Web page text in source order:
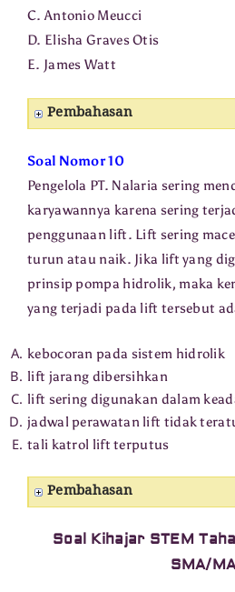
C. Antonio Meucci
D. Elisha Graves Otis
E. James Watt
Pembahasan
Soal Nomor 10
Pengelola PT. Nalaria sering
karyawannya karena sering
penggunaan lift. Lift sering
turun atau naik. Jika lift yang
prinsip pompa hidrolik, maka
yang terjadi pada lift tersebut
kebocoran pada sistem hidrolik
lift jarang dibersihkan
lift sering digunakan dalam
jadwal perawatan lift tidak
tali katrol lift terputus
Pembahasan
Soal Kihajar STEM
SMA/